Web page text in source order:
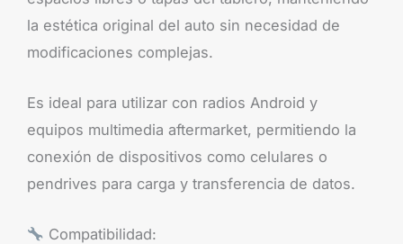
la estética original del auto sin necesidad de
modificaciones complejas.
Es ideal para utilizar con radios Android y
equipos multimedia aftermarket, permitiendo la
conexión de dispositivos como celulares o
pendrives para carga y transferencia de datos.
Compatibilidad: